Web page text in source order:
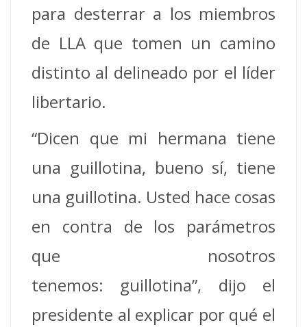
para desterrar a los miembros
de LLA que tomen un camino
distinto al delineado por el líder
libertario.
“Dicen que mi hermana tiene
una guillotina, bueno sí, tiene
una guillotina. Usted hace cosas
en contra de los parámetros
que nosotros
tenemos: guillotina”, dijo el
presidente al explicar por qué el